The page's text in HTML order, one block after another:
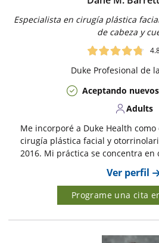
Especialista en cirugía plástica
de cabeza y
Duke Profesional de
Aceptando
Adults
Me incorporé a Duke Health
cirugía plástica facial y
2016. Mi práctica se concentra en
Ver perfil
Programe una cita